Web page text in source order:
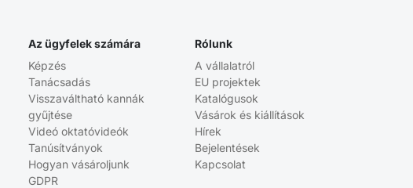
Az ügyfelek számára
Képzés
Tanácsadás
Visszaváltható kannák
gyűjtése
Videó oktatóvideók
Tanúsítványok
Hogyan vásároljunk
GDPR
Rólunk
A vállalatról
EU projektek
Katalógusok
Vásárok és kiállítások
Hírek
Bejelentések
Kapcsolat